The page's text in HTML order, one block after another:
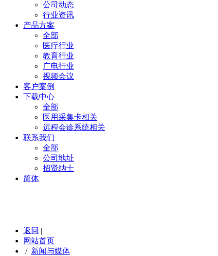
公司动态
行业资讯
产品方案
全部
医疗行业
教育行业
广电行业
视频会议
客户案例
下载中心
全部
医用采集卡相关
远程会诊系统相关
联系我们
全部
公司地址
招贤纳士
简体
返回 |
网站首页
/ 新闻与媒体